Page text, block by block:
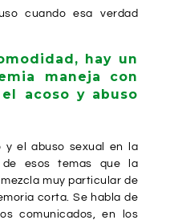
cuando esa verdad
hay un
maneja con
acoso y abuso
y el abuso sexual en la
esos temas que la
muy particular de
corta. Se habla de
comunicados, en los